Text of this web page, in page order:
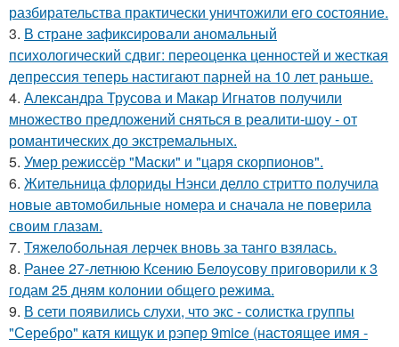
разбирательства практически уничтожили его состояние.
3. В стране зафиксировали аномальный
психологический сдвиг: переоценка ценностей и жесткая
депрессия теперь настигают парней на 10 лет раньше.
4. Александра Трусова и Макар Игнатов получили
множество предложений сняться в реалити-шоу - от
романтических до экстремальных.
5. Умер режиссёр "Маски" и "царя скорпионов".
6. Жительница флориды Нэнси делло стритто получила
новые автомобильные номера и сначала не поверила
своим глазам.
7. Тяжелобольная лерчек вновь за танго взялась.
8. Ранее 27-летнюю Ксению Белоусову приговорили к 3
годам 25 дням колонии общего режима.
9. В сети появились слухи, что экс - солистка группы
"Серебро" катя кищук и рэпер 9mice (настоящее имя -